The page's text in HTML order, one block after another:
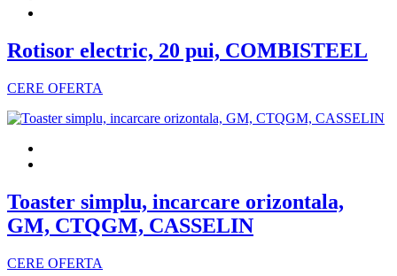
Rotisor electric, 20 pui, COMBISTEEL
CERE OFERTA
Toaster simplu, incarcare orizontala,
GM, CTQGM, CASSELIN
CERE OFERTA